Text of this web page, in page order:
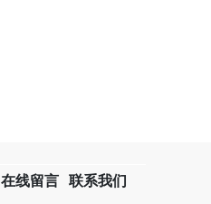
在线留言 联系我们